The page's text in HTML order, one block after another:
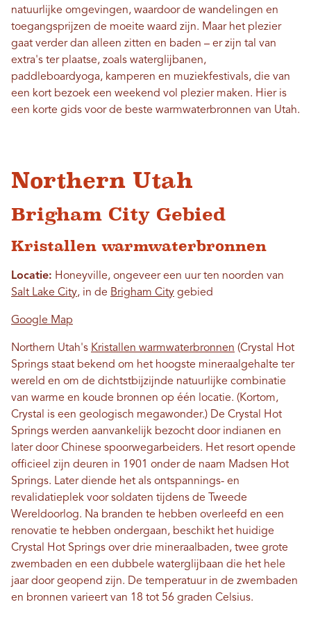
natuurlijke omgevingen, waardoor de wandelingen en
toegangsprijzen de moeite waard zijn. Maar het plezier
gaat verder dan alleen zitten en baden – er zijn tal van
extra's ter plaatse, zoals waterglijbanen,
paddleboardyoga, kamperen en muziekfestivals, die van
een kort bezoek een weekend vol plezier maken. Hier is
een korte gids voor de beste warmwaterbronnen van Utah.
Northern Utah
Brigham City Gebied
Kristallen warmwaterbronnen
Locatie: Honeyville, ongeveer een uur ten noorden van
Salt Lake City, in de Brigham City gebied
Google Map
Northern Utah's Kristallen warmwaterbronnen (Crystal Hot
Springs staat bekend om het hoogste mineraalgehalte ter
wereld en om de dichtstbijzijnde natuurlijke combinatie
van warme en koude bronnen op één locatie. (Kortom,
Crystal is een geologisch megawonder.) De Crystal Hot
Springs werden aanvankelijk bezocht door indianen en
later door Chinese spoorwegarbeiders. Het resort opende
officieel zijn deuren in 1901 onder de naam Madsen Hot
Springs. Later diende het als ontspannings- en
revalidatieplek voor soldaten tijdens de Tweede
Wereldoorlog. Na branden te hebben overleefd en een
renovatie te hebben ondergaan, beschikt het huidige
Crystal Hot Springs over drie mineraalbaden, twee grote
zwembaden en een dubbele waterglijbaan die het hele
jaar door geopend zijn. De temperatuur in de zwembaden
en bronnen varieert van 18 tot 56 graden Celsius.